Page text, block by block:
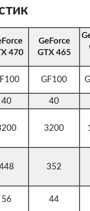
470
GeForce
GTX 465
GF100
40
40
3200
352
56 44